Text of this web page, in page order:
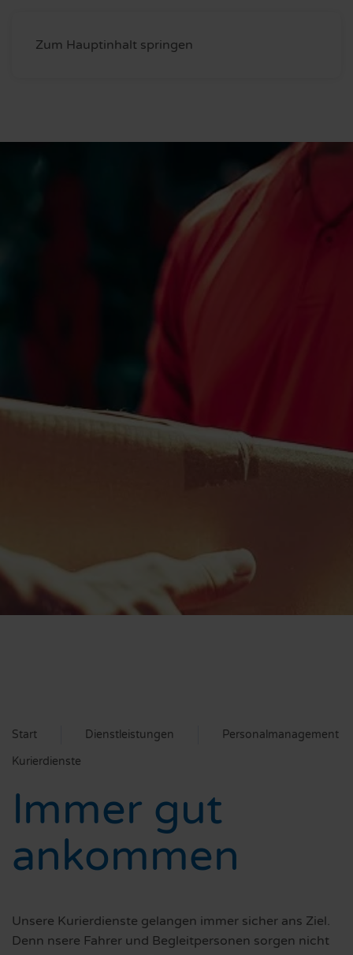
Zum Hauptinhalt springen
Start Dienstleistungen
Personalmanagement
Kurierdienste
Immer gut
ankommen
Unsere Kurierdienste gelangen immer sicher ans Ziel.
Denn nsere Fahrer und Begleitpersonen sorgen nicht